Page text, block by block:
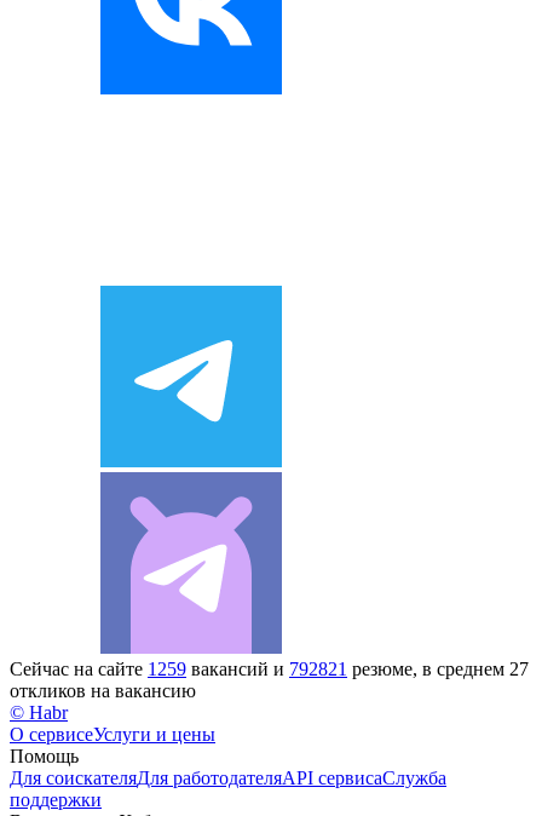
Сейчас на сайте 1259 вакансий и 792821 резюме, в среднем 27
откликов на вакансию
© Habr
О сервисеУслуги и цены
Помощь
Для соискателяДля работодателяAPI сервисаСлужба
поддержки